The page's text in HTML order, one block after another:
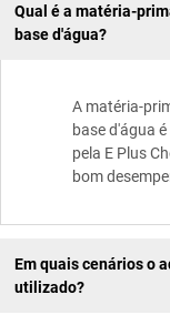
Qual é a matéria-
base d'água?
A matéria-
base d'água
pela E Plus
bom
Em quais cenários o
utilizado?